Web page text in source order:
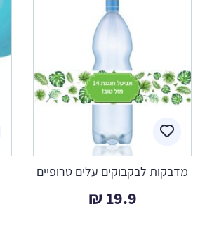
מדבקות לבקבוקים עלים טרופיים
19.9
₪